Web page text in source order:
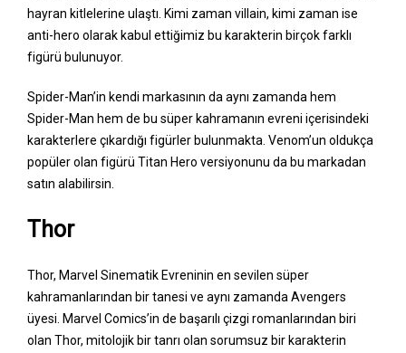
hayran kitlelerine ulaştı. Kimi zaman villain, kimi zaman ise
anti-hero olarak kabul ettiğimiz bu karakterin birçok farklı
figürü bulunuyor.
Spider-Man’in kendi markasının da aynı zamanda hem
Spider-Man hem de bu süper kahramanın evreni içerisindeki
karakterlere çıkardığı figürler bulunmakta. Venom’un oldukça
popüler olan figürü Titan Hero versiyonunu da bu markadan
satın alabilirsin.
Thor
Thor, Marvel Sinematik Evreninin en sevilen süper
kahramanlarından bir tanesi ve aynı zamanda Avengers
üyesi. Marvel Comics’in de başarılı çizgi romanlarından biri
olan Thor, mitolojik bir tanrı olan sorumsuz bir karakterin